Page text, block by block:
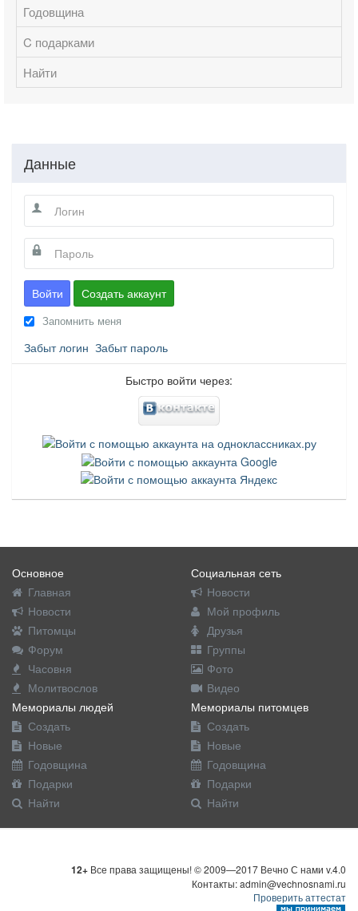
Годовщина
C подарками
Найти
Данные
Войти Создать аккаунт
Запомнить меня
Забыт логин Забыт пароль
Быстро войти через:
Основное
Главная
Новости
Питомцы
Форум
Часовня
Молитвослов
Социальная сеть
Новости
Мой профиль
Друзья
Группы
Фото
Видео
Мемориалы людей
Создать
Новые
Годовщина
Подарки
Найти
Мемориалы питомцев
Создать
Новые
Годовщина
Подарки
Найти
12+ Все права защищены! © 2009—2017 Вечно С нами v.4.0
Контакты: admin@vechnosnami.ru
Проверить аттестат